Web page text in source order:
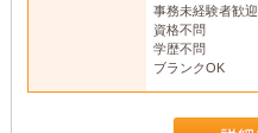
事務未経験者歓迎
資格不問
学歴不問
ブランクOK